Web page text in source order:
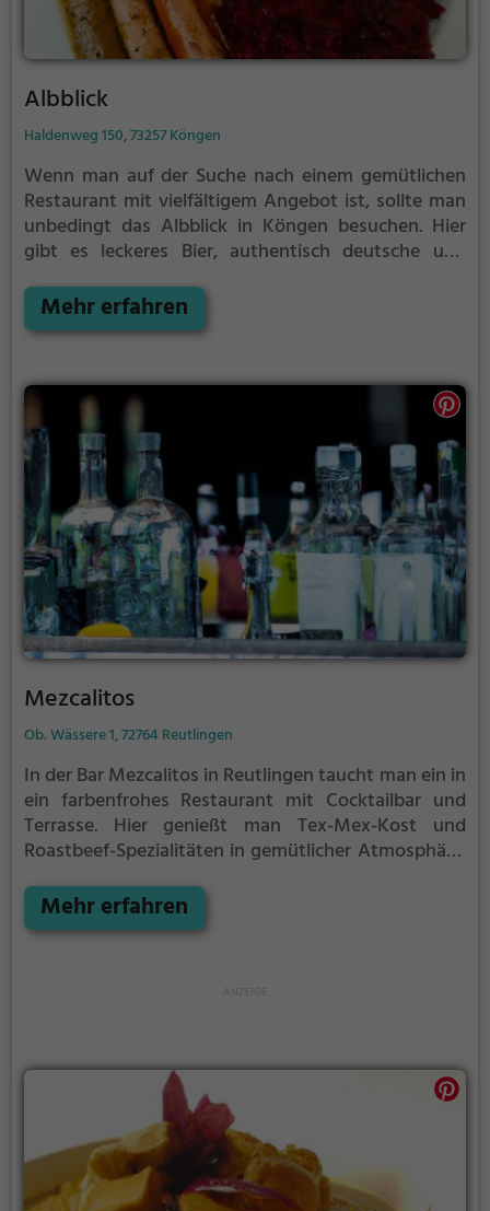
Albblick
Haldenweg 150, 73257 Köngen
Wenn man auf der Suche nach einem gemütlichen
Restaurant mit vielfältigem Angebot ist, sollte man
unbedingt das Albblick in Köngen besuchen. Hier
gibt es leckeres Bier, authentisch deutsche und
Fusionsspeisen. Für Gesundheitsbewusste gibt es
eine Auswahl an gesunden Gerichten und sogar
ein und das Ambiente ist einladend. Tauche ein in die
kulinarische Vielfalt und genieße einen
unvergesslichen Abend im Albblick.
Mehr erfahren
Mezcalitos
Ob. Wässere 1, 72764 Reutlingen
In der Bar Mezcalitos in Reutlingen taucht man ein in
ein farbenfrohes Restaurant mit Cocktailbar und
Terrasse. Hier genießt man Tex-Mex-Kost und
Roastbeef-Spezialitäten in gemütlicher Atmosphäre.
Lateinamerikanisch, Cocktails, Steak, Tex-Mex,
Amerikanisch oder vegetarische Gerichte bevorzugt,
Mehr erfahren